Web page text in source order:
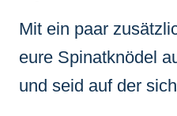
Mit ein paar
eure Spinatknödel
und seid auf der